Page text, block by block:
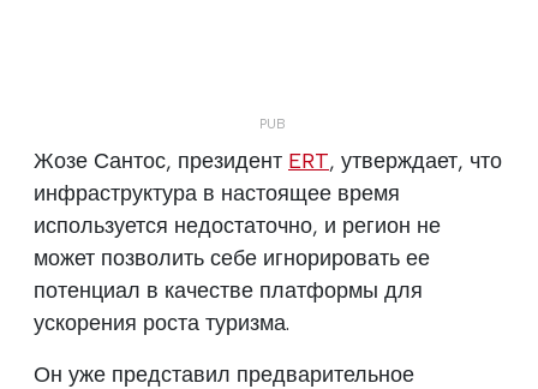
Жозе Сантос, президент ERT, утверждает, что
инфраструктура в настоящее время
используется недостаточно, и регион не
может позволить себе игнорировать ее
потенциал в качестве платформы для
ускорения роста туризма.
Он уже представил предварительное